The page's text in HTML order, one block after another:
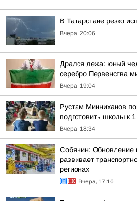
В Татарстане резко
Вчера, 20:06
Дрался лежа: юный
серебро Первенства
Вчера, 19:04
Рустам Минниханов
подготовить школы к 1
Вчера, 18:34
Собянин: Обновление
развивает
регионах
Вчера, 17:16